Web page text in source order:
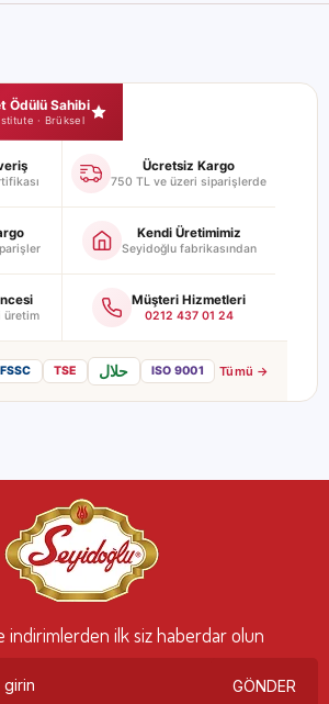
Güvence ve Sertifikalar
Ödülü Sahibi
· Brüksel
Ücretsiz Kargo
750 TL ve üzeri siparişlerde
Kendi Üretimimiz
Seyidoğlu fabrikasından
üretim
Müşteri Hizmetleri
0212 437 01 24
FSSC TSE حلال ISO 9001 Tümü →
indirimlerden ilk siz haberdar olun
GÖNDER